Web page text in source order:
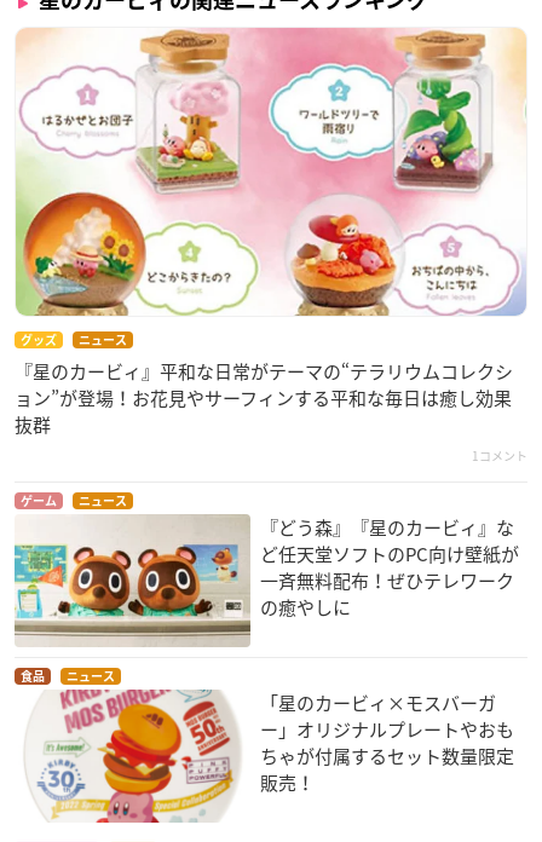
グッズ ニュース
『星のカービィ』平和な日常がテーマの“テラリウムコレクシ
ョン”が登場！お花見やサーフィンする平和な毎日は癒し効果
抜群
1コメント
ゲーム ニュース
『どう森』『星のカービィ』な
ど任天堂ソフトのPC向け壁紙が
一斉無料配布！ぜひテレワーク
の癒やしに
食品 ニュース
「星のカービィ×モスバーガ
ー」オリジナルプレートやおも
ちゃが付属するセット数量限定
販売！